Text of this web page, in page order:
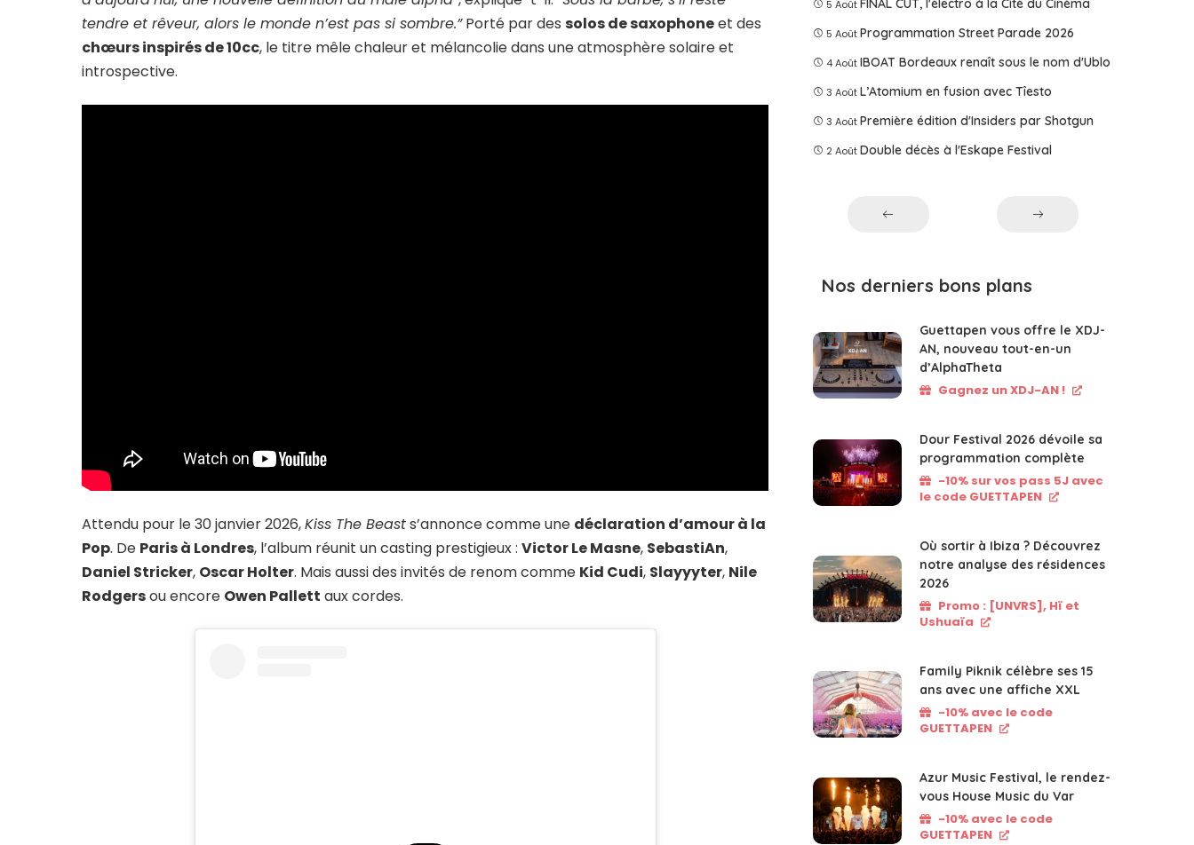
tendre et rêveur, alors le monde n’est pas si sombre.”Porté par dessolos de saxophoneet des
chœurs inspirés de 10cc, le titre mêle chaleur et mélancolie dans une atmosphère solaire et
introspective.
Attendu pour le 30 janvier 2026,Kiss The Beasts’annonce comme une déclaration d’amour à la
Pop. De Paris à Londres, l’album réunit un casting prestigieux :Victor Le Masne, SebastiAn,
Daniel Stricker, Oscar Holter. Mais aussi des invités de renom comme Kid Cudi, Slayyyter, Nile
Rodgersou encore Owen Pallett aux cordes.
5 Août FINAL CUT, l'électro à la Cité du Cinéma
5 Août Programmation Street Parade 2026
4 Août IBOAT Bordeaux renaît sous le nom d'Ublo
3 Août L’Atomium en fusion avec Tîesto
3 Août Première édition d'Insiders par Shotgun
2 Août Double décès à l'Eskape Festival
Nos derniers bons plans
Guettapen vous offre le XDJ-
AN, nouveau tout-en-un
d’AlphaTheta
Gagnez un XDJ-AN !
Dour Festival 2026 dévoile sa
programmation complète
-10% sur vos pass 5J avec
le code GUETTAPEN
Où sortir à Ibiza ? Découvrez
notre analyse des résidences
2026
Promo : [UNVRS], Hï et
Ushuaïa
Family Piknik célèbre ses 15
ans avec une affiche XXL
-10% avec le code
GUETTAPEN
Azur Music Festival, le rendez-
vous House Music du Var
-10% avec le code
GUETTAPEN